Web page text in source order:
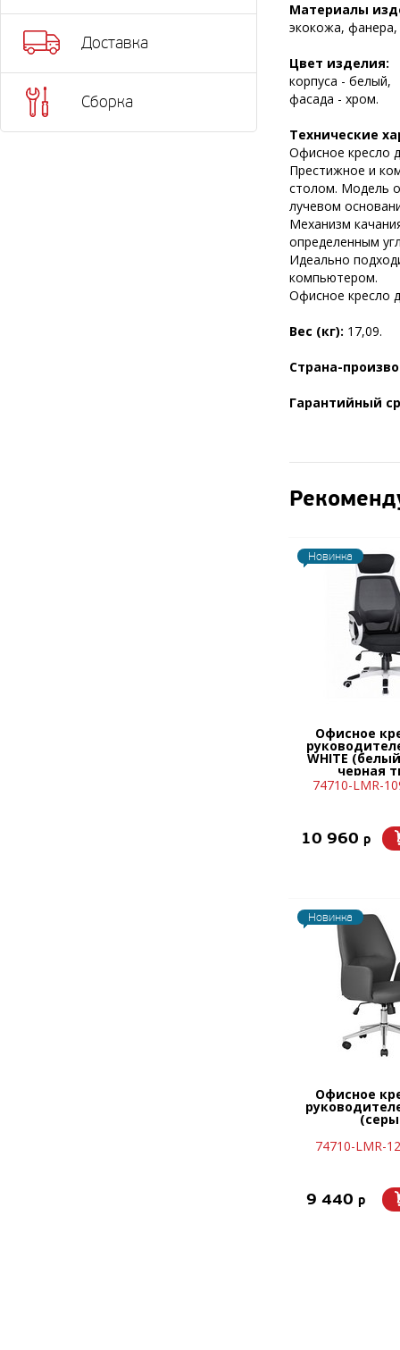
Доставка
Сборка
Материалы
экокожа,
Цвет изделия:
корпуса - белый,
фасада - хром.
Технические
Офисное кресло
Престижное и
столом. Модель
лучевом
Механизм
определенным
Идеально
компьютером.
Офисное кресло
Вес (кг): 17,09.
Страна-
Гарантийный
Новинка
Офисное
WHITE
черная
74710-LMR-
10 960 p
Новинка
Офисное
74710-LMR-
9 440 p